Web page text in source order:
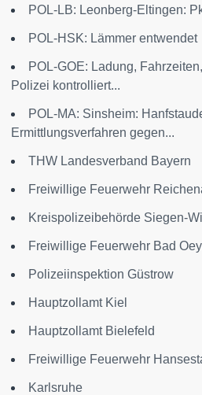
POL-LB: Leonberg-Eltingen:
POL-HSK: Lämmer entwendet
POL-GOE: Ladung,
Polizei kontrolliert...
POL-MA: Sinsheim:
Ermittlungsverfahren gegen...
THW Landesverband Bayern
Freiwillige Feuerwehr
Kreispolizeibehörde Siegen-
Freiwillige Feuerwehr Bad
Polizeiinspektion Güstrow
Hauptzollamt Kiel
Hauptzollamt Bielefeld
Freiwillige Feuerwehr
Karlsruhe